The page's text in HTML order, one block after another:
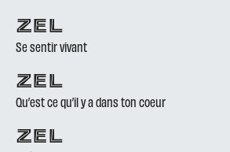
ZEL
Se sentir vivant
ZEL
Qu’est ce qu’il y a dans ton coeur
ZEL